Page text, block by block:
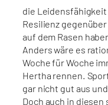
die
Resilienz
auf dem Rasen
Anders wäre es
Woche für Woche
Hertha rennen.
gar nicht gut aus
Doch auch in